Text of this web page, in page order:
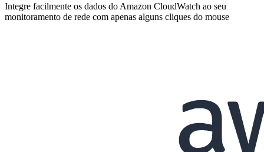
Integre facilmente os dados do Amazon CloudWatch ao seu
monitoramento de rede com apenas alguns cliques do mouse